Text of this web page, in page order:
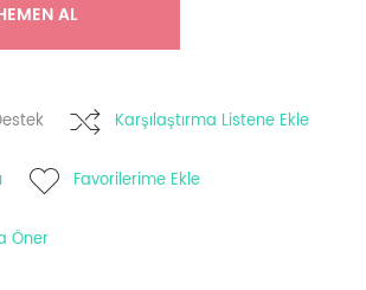
AL
Karşılaştırma Listene Ekle
Favorilerime Ekle
Öner